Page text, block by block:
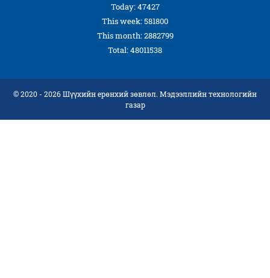
Today: 47427
This week: 581800
This month: 2882799
Total: 48011538
© 2020 - 2026 Шүүхийн ерөнхий зөвлөл. Мэдээллийн технологийн
газар